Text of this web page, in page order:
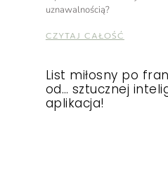
uznawalnością?
CZYTAJ CAŁOŚĆ
List miłosny po
od… sztucznej
aplikacja!